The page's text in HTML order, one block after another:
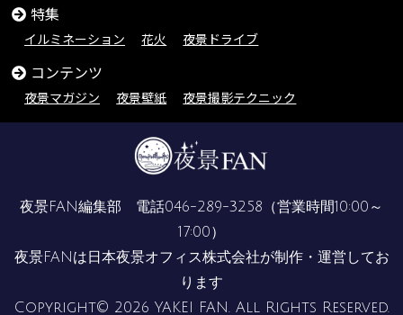
特集
イルミネーション 花火 夜景ドライブ
コンテンツ
夜景マガジン 夜景壁紙 夜景撮影テクニック
夜景FAN編集部 電話046-289-3258 （営業時間10:00～
17:00）
夜景FANは 日本夜景オフィス株式会社が制作・運営してお
ります
Copyright© 2026 YAKEI FAN. All Rights Reserved.